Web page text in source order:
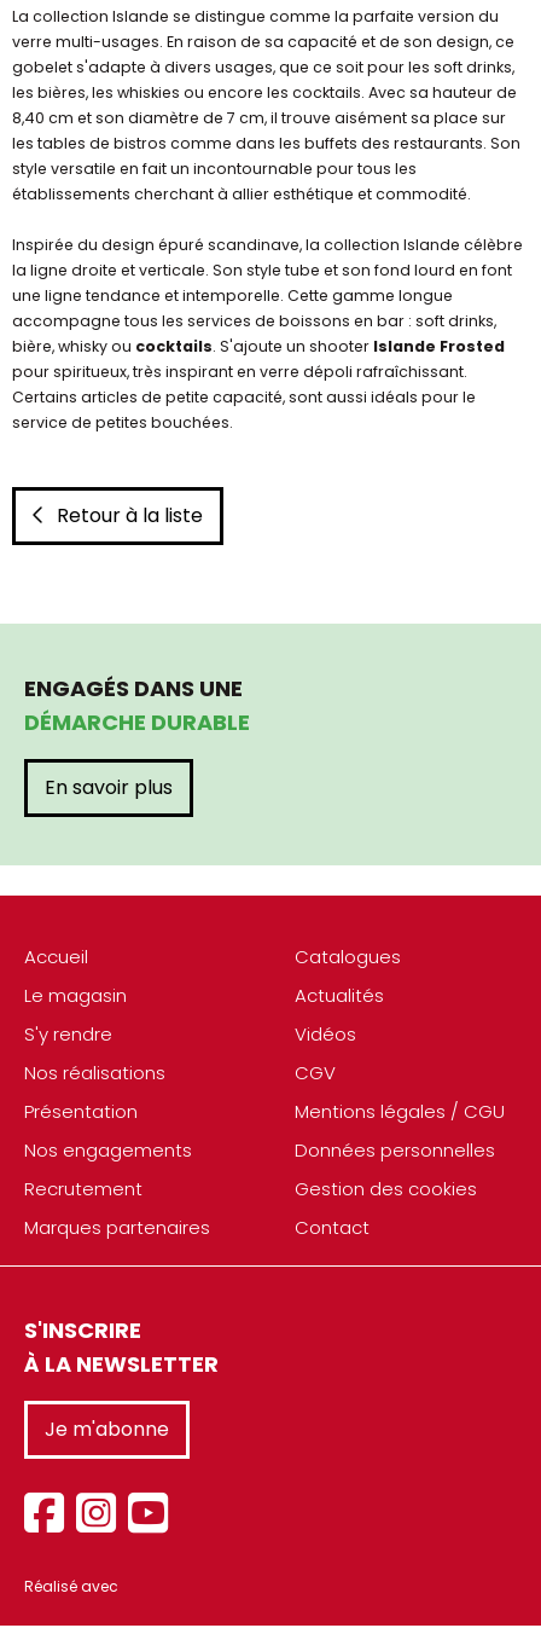
La collection Islande se distingue comme la parfaite version du
verre multi-usages. En raison de sa capacité et de son design, ce
gobelet s'adapte à divers usages, que ce soit pour les soft drinks,
les bières, les whiskies ou encore les cocktails. Avec sa hauteur de
8,40 cm et son diamètre de 7 cm, il trouve aisément sa place sur
les tables de bistros comme dans les buffets des restaurants. Son
style versatile en fait un incontournable pour tous les
établissements cherchant à allier esthétique et commodité.
Inspirée du design épuré scandinave, la collection Islande célèbre
la ligne droite et verticale. Son style tube et son fond lourd en font
une ligne tendance et intemporelle. Cette gamme longue
accompagne tous les services de boissons en bar : soft drinks,
bière, whisky ou cocktails. S'ajoute un shooter Islande Frosted
pour spiritueux, très inspirant en verre dépoli rafraîchissant.
Certains articles de petite capacité, sont aussi idéals pour le
service de petites bouchées.
Retour à la liste
Accueil
Le magasin
S'y rendre
Nos réalisations
Présentation
Nos engagements
Recrutement
Marques partenaires
Catalogues
Actualités
Vidéos
CGV
Mentions légales / CGU
Données personnelles
Gestion des cookies
Contact
S'INSCRIRE
À LA NEWSLETTER
Je m'abonne
Réalisé avec
ENGAGÉS DANS UNE
DÉMARCHE DURABLE
En savoir plus